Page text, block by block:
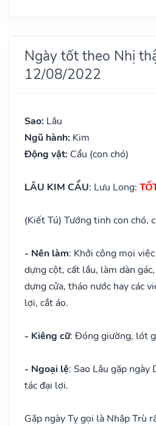
Ngày tốt theo Nhị
12/08/2022
Sao: Lâu
Ngũ hành: Kim
Động vật: Cẩu (con chó)
LÂU KIM CẨU: Lưu Long:
(Kiết Tú) Tướng tinh con chó,
- Nên làm: Khởi công mọi
dựng cột, cất lầu, làm dàn
dựng cửa, tháo nước hay các
lợi, cắt áo.
- Kiêng cữ: Đóng giường, lót
- Ngoại lệ: Sao Lâu gặp ngày
tác đại lợi.
Gặp ngày Tỵ gọi là Nhập Trù